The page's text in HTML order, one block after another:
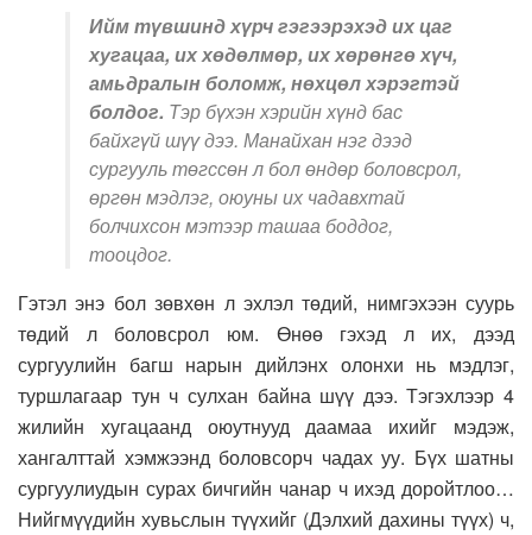
Ийм түвшинд хүрч гэгээрэхэд их цаг
хугацаа, их хөдөлмөр, их хөрөнгө хүч,
амьдралын боломж, нөхцөл хэрэгтэй
болдог. Тэр бүхэн хэрийн хүнд бас
байхгүй шүү дээ. Манайхан нэг дээд
сургууль төгссөн л бол өндөр боловсрол,
өргөн мэдлэг, оюуны их чадавхтай
болчихсон мэтээр ташаа боддог,
тооцдог.
Гэтэл энэ бол зөвхөн л эхлэл төдий, нимгэхээн суурь
төдий л боловсрол юм. Өнөө гэхэд л их, дээд
сургуулийн багш нарын дийлэнх олонхи нь мэдлэг,
туршлагаар тун ч сулхан байна шүү дээ. Тэгэхлээр 4
жилийн хугацаанд оюутнууд даамаа ихийг мэдэж,
хангалттай хэмжээнд боловсорч чадах уу. Бүх шатны
сургуулиудын сурах бичгийн чанар ч ихэд доройтлоо…
Нийгмүүдийн хувьслын түүхийг (Дэлхий дахины түүх) ч,